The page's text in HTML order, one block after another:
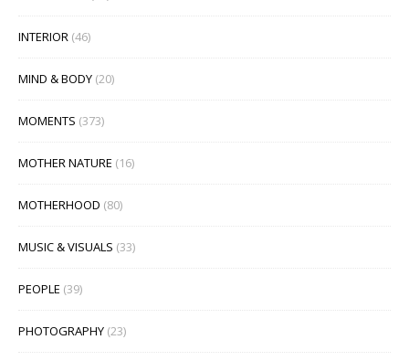
INTERIOR (46)
MIND & BODY (20)
MOMENTS (373)
MOTHER NATURE (16)
MOTHERHOOD (80)
MUSIC & VISUALS (33)
PEOPLE (39)
PHOTOGRAPHY (23)